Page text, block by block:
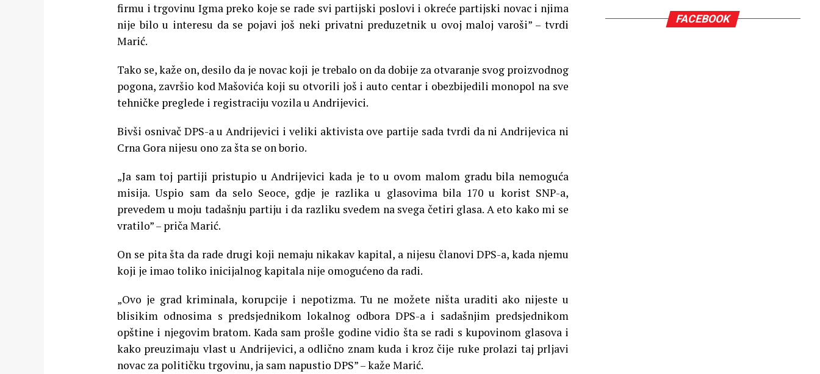
firmu i trgovinu Igma preko koje se rade svi partijski poslovi i okreće partijski novac i njima
nije bilo u interesu da se pojavi još neki privatni preduzetnik u ovoj maloj varoši” – tvrdi
Marić.
Tako se, kaže on, desilo da je novac koji je trebalo on da dobije za otvaranje svog proizvodnog
pogona, završio kod Mašovića koji su otvorili još i auto centar i obezbijedili monopol na sve
tehničke preglede i registraciju vozila u Andrijevici.
Bivši osnivač DPS-a u Andrijevici i veliki aktivista ove partije sada tvrdi da ni Andrijevica ni
Crna Gora nijesu ono za šta se on borio.
„Ja sam toj partiji pristupio u Andrijevici kada je to u ovom malom gradu bila nemoguća
misija. Uspio sam da selo Seoce, gdje je razlika u glasovima bila 170 u korist SNP-a,
prevedem u moju tadašnju partiju i da razliku svedem na svega četiri glasa. A eto kako mi se
vratilo” – priča Marić.
On se pita šta da rade drugi koji nemaju nikakav kapital, a nijesu članovi DPS-a, kada njemu
koji je imao toliko inicijalnog kapitala nije omogućeno da radi.
„Ovo je grad kriminala, korupcije i nepotizma. Tu ne možete ništa uraditi ako nijeste u
blisikim odnosima s predsjednikom lokalnog odbora DPS-a i sadašnjim predsjednikom
opštine i njegovim bratom. Kada sam prošle godine vidio šta se radi s kupovinom glasova i
kako preuzimaju vlast u Andrijevici, a odlično znam kuda i kroz čije ruke prolazi taj prljavi
novac za političku trgovinu, ja sam napustio DPS” – kaže Marić.
FACEBOOK